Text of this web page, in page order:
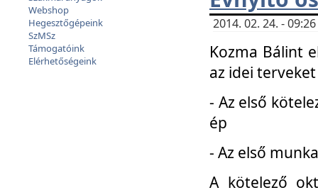
Webshop
Hegesztőgépeink
SzMSz
Támogatóink
Elérhetőségeink
2014. 02. 24. -
Kozma Bálint
az idei
- Az első
ép
- Az első
A kötelező